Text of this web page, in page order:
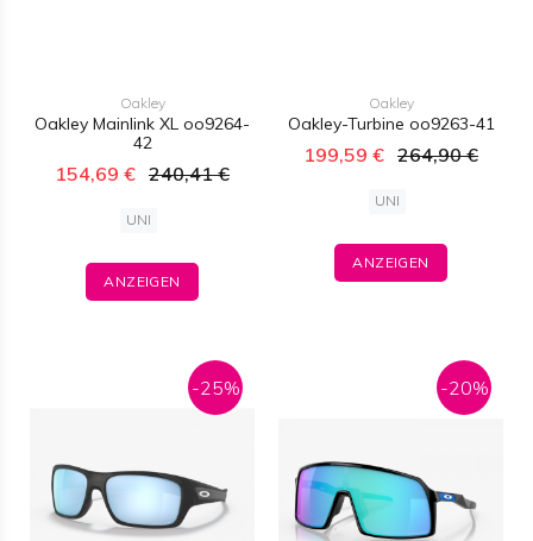
Oakley
Oakley Mainlink XL oo9264-
42
154,69 € 240,41 €
UNI
ANZEIGEN
Oakley
Oakley-Turbine oo9263-41
199,59 € 264,90 €
UNI
ANZEIGEN
-25% -20%